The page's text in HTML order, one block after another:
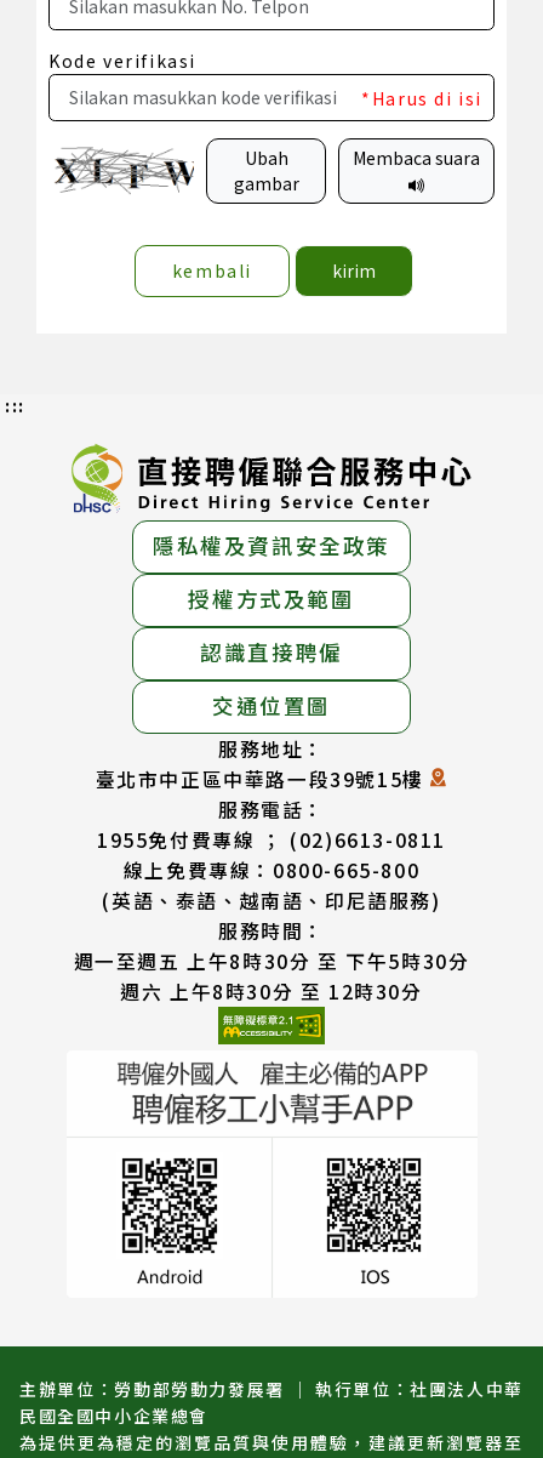
Kode verifikasi
*Harus di isi
Ubah
gambar
Membaca suara
kembali kirim
:::
隱私權及資訊安全政策
授權方式及範圍
認識直接聘僱
交通位置圖
服務地址：
臺北市中正區中華路一段39號15樓
服務電話：
1955免付費專線 ； (02)6613-0811
線上免費專線：0800-665-800
(英語、泰語、越南語、印尼語服務)
服務時間：
週一至週五 上午8時30分 至 下午5時30分
週六 上午8時30分 至 12時30分
主辦單位：勞動部勞動力發展署 ｜ 執行單位：社團法人中華
民國全國中小企業總會
為提供更為穩定的瀏覽品質與使用體驗，建議更新瀏覽器至